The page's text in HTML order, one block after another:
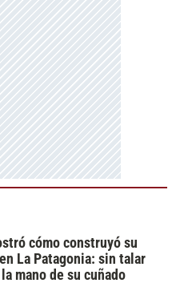
cómo construyó su
La Patagonia: sin talar
mano de su cuñado